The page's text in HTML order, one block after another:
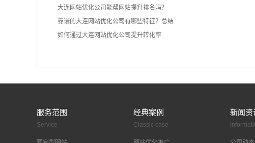
大连网站优化公司能帮网站提升排名吗？
靠谱的大连网站优化公司有哪些特征？总结
如何通过大连网站优化公司提升转化率
服务范围
Service
经典案例
Classlc case
新闻资